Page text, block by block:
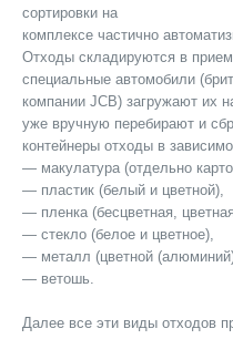
сортировки на
комплексе частично
Отходы складируются в
специальные автомобили
компании JCB) загружают их
уже вручную перебирают и
контейнеры отходы в
— макулатура (отдельно
— пластик (белый и цветной),
— пленка (бесцветная,
— стекло (белое и цветное),
— металл (цветной
— ветошь.
Далее все эти виды отходов